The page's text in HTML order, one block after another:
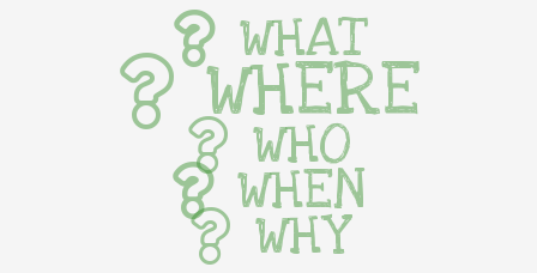
WHAT
WHERE
WHO
WHEN
WHY